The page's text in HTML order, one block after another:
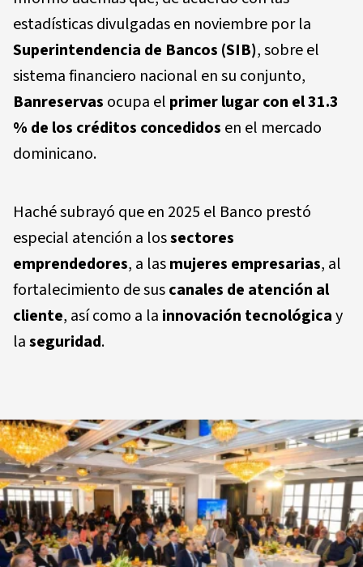
estadísticas divulgadas en noviembre por la
Superintendencia de Bancos (SIB), sobre el
sistema financiero nacional en su conjunto,
Banreservas ocupa el primer lugar con el 31.3
% de los créditos concedidos en el mercado
dominicano.
Haché subrayó que en 2025 el Banco prestó
especial atención a lossectores
emprendedores, a lasmujeres empresarias, al
fortalecimiento de suscanales de atención al
cliente, así como a la innovación tecnológicay
laseguridad.